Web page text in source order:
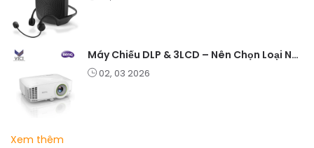
Máy Chiếu DLP & 3LCD – Nên Chọn Loại Nào Cho Văn Phòng & Giải Trí?
02, 03 2026
Xem thêm